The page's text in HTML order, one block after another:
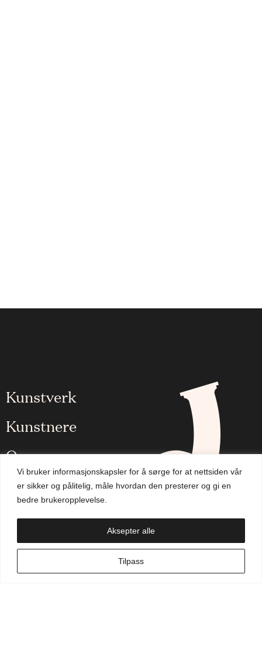
Vi bruker informasjonskapsler for å sørge for at nettsiden vår
er sikker og pålitelig, måle hvordan den presterer og gi en
bedre brukeropplevelse.
Tilpass
Aksepter alle
Kunstverk
Kunstnere
Om oss
Aktuelt
Handlekurv
NO